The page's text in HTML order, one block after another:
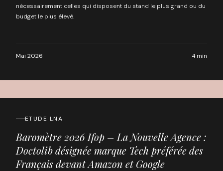
nécessairement celles qui disposent du stand le plus grand ou du
budget le plus élevé.
Mai 2026 4 min
ETUDE LNA
Baromètre 2026 Ifop – La Nouvelle Agence :
Doctolib désignée marque Tech préférée des
Français devant Amazon et Google